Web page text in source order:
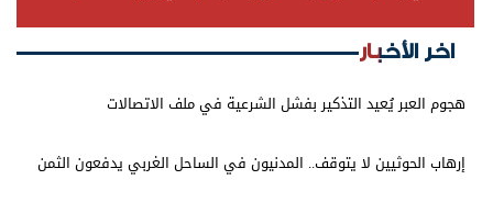
اخر الأخبار
هجوم العبر يُعيد التذكير بفشل الشرعية في ملف الاتصالات
إرهاب الحوثيين لا يتوقف.. المدنيون في الساحل الغربي يدفعون الثمن